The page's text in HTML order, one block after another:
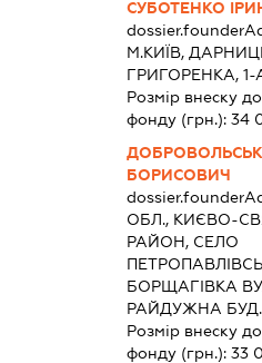
СУБОТЕНКО
М.КИЇВ,
ГРИГОРЕНКА, 1-
Розмір внеску
фонду (грн.):34
БОРИСОВИЧ
ОБЛ., КИЄВО-
РАЙОН, СЕЛО
БОРЩАГІВКА
РАЙДУЖНА БУД.
Розмір внеску
фонду (грн.):33